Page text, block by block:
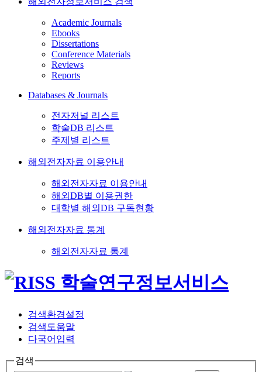
Academic Journals
Ebooks
Dissertations
Conference Materials
Reviews
Reports
Databases & Journals
전자저널 리스트
학술DB 리스트
주제별 리스트
해외전자자료 이용안내
해외전자자료 이용안내
해외DB별 이용권한
대학별 해외DB 구독현황
해외전자자료 통계
해외전자자료 통계
검색환경설정
검색도움말
다국어입력
검색